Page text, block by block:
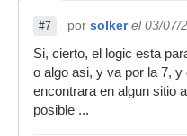
#7 por solker el 03/07/
Si, cierto, el logic esta
o algo asi, y va por la 7,
encontrara en algun sitio
posible ...